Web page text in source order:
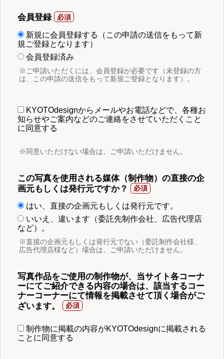
会員登録
新規に会員登録する（この申請の送信をもって新
規ご登録となります）
会員登録済み
※ご申請いただくには、会員登録が必要です（未登録の方
は、この申請の送信をもって新規ご登録となります）。
KYOTOdesignからメールやお電話などで、各種お
知らせやご案内などのご連絡をさせていただくこと
に同意する
※同意いただけない場合は、ご申請いただけません。
この写真を使用される媒体（制作物）の直接の企
画元もしくは発行元ですか？
はい、直接の企画元もしくは発行元です。
いいえ、違います（委託先制作会社、広告代理店
など）。
※直接の企画元もしくは発行元でない（委託制作会社様、
広告代理店様など）場合は、ご申請いただけません。
写真作品をご使用の制作物が、当サイト各コーナ
ーにてご紹介できる内容の場合は、該当するコー
ナーコーナーにて情報を掲載させて頂く場合がご
ざいます。
制作物に掲載の内容がKYOTOdesignに掲載される
ことに同意する